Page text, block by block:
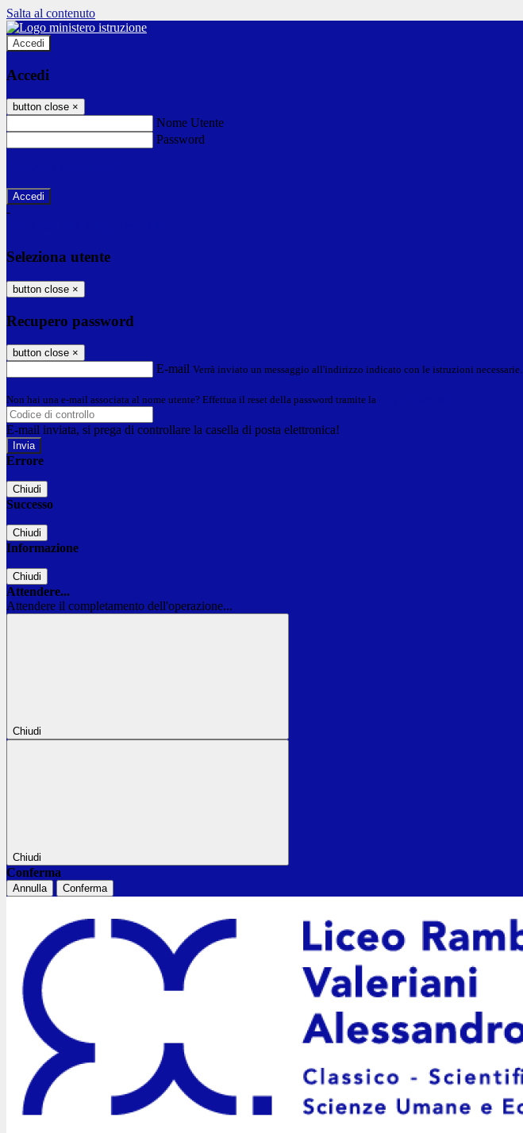
Salta al contenuto
Accedi
Accedi
button close ×
Nome Utente
Password
-
Seleziona utente
button close ×
Recupero password
button close ×
E-mail Verrà inviato un messaggio all'indirizzo indicato con le istruzioni necessarie.
Non hai una e-mail associata al nome utente? Effettua il reset della password tramite la
E-mail inviata, si prega di controllare la casella di posta elettronica!
Errore
Chiudi
Successo
Chiudi
Informazione
Chiudi
Attendere...
Attendere il completamento dell'operazione...
Chiudi
Chiudi
Conferma
Annulla Conferma